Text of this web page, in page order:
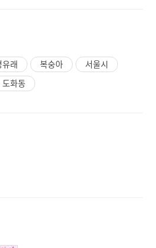
유래 복숭아
서울시
도화동